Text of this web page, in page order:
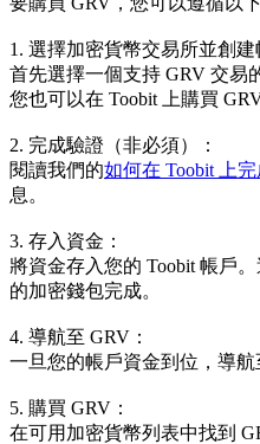
1. 選擇加密貨幣交易所並創建
首先選擇一個支持 GRV 交易
您也可以在 Toobit 上購買
2. 完成驗證（非必須）：
閱讀我們的如何在 Toobit 上
息。
3. 存入資金：
將資金存入您的 Toobit 帳戶
的加密錢包完成。
4. 導航至 GRV：
一旦您的帳戶資金到位，導航
5. 購買 GRV：
在可用加密貨幣列表中找到